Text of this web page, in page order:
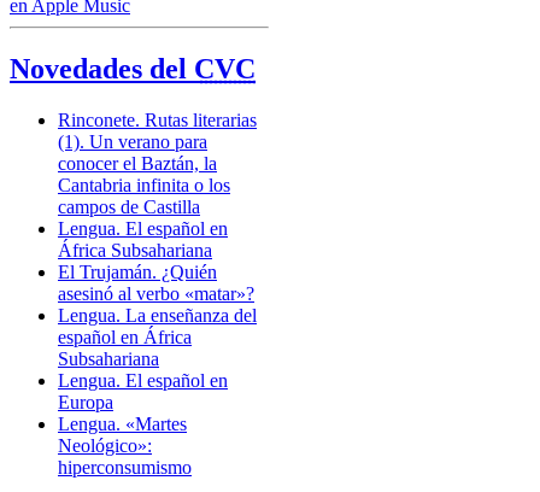
Novedades del CVC
Rinconete. Rutas literarias
(1). Un verano para
conocer el Baztán, la
Cantabria infinita o los
campos de Castilla
Lengua. El español en
África Subsahariana
El Trujamán. ¿Quién
asesinó al verbo «matar»?
Lengua. La enseñanza del
español en África
Subsahariana
Lengua. El español en
Europa
Lengua. «Martes
Neológico»:
hiperconsumismo